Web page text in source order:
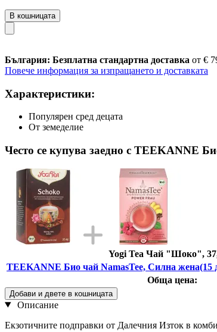
В кошницата
България: Безплатна стандартна доставка от €
Повече информация за изпращането и доставката
Характеристики:
Популярен сред децата
От земеделие
Често се купува заедно с TEEKANNE
Yogi Tea Чай "Шоко",
TEEKANNE Био чай NamasTee, Силна жена(15
Обща цена:
Добави и двете в кошницата
Описание
Екзотичните подправки от Далечния Изток в